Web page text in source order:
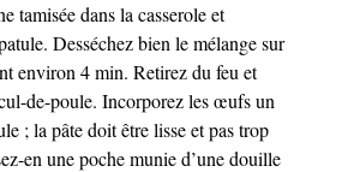
tamisée dans la casserole et
Desséchez bien le mélange sur
environ 4 min. Retirez du feu et
de-poule. Incorporez les œufs un
; la pâte doit être lisse et pas trop
en une poche munie d’une douille